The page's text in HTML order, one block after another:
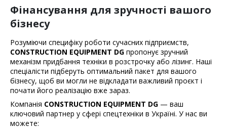
Фінансування для зручності вашого
бізнесу
Розуміючи специфіку роботи сучасних підприємств,
CONSTRUCTION EQUIPMENT DG пропонує зручний
механізм придбання техніки в розстрочку або лізинг. Наші
спеціалісти підберуть оптимальний пакет для вашого
бізнесу, щоб ви могли не відкладати важливий проєкт і
почати його реалізацію вже зараз.
Компанія CONSTRUCTION EQUIPMENT DG — ваш
ключовий партнер у сфері спецтехніки в Україні. У нас ви
можете: